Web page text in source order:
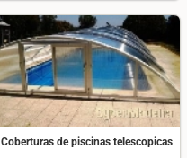
Coberturas de piscinas telescopicas